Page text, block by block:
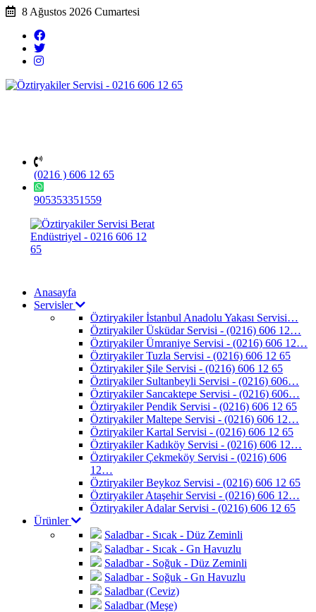
8 Ağustos 2026 Cumartesi
(0216 ) 606 12 65
905353351559
Anasayfa
Servisler
Öztiryakiler İstanbul Anadolu Yakası Servisi…
Öztiryakiler Üsküdar Servisi - (0216) 606 12…
Öztiryakiler Ümraniye Servisi - (0216) 606 12…
Öztiryakiler Tuzla Servisi - (0216) 606 12 65
Öztiryakiler Şile Servisi - (0216) 606 12 65
Öztiryakiler Sultanbeyli Servisi - (0216) 606…
Öztiryakiler Sancaktepe Servisi - (0216) 606…
Öztiryakiler Pendik Servisi - (0216) 606 12 65
Öztiryakiler Maltepe Servisi - (0216) 606 12…
Öztiryakiler Kartal Servisi - (0216) 606 12 65
Öztiryakiler Kadıköy Servisi - (0216) 606 12…
Öztiryakiler Çekmeköy Servisi - (0216) 606
12…
Öztiryakiler Beykoz Servisi - (0216) 606 12 65
Öztiryakiler Ataşehir Servisi - (0216) 606 12…
Öztiryakiler Adalar Servisi - (0216) 606 12 65
Ürünler
Saladbar - Sıcak - Düz Zeminli
Saladbar - Sıcak - Gn Havuzlu
Saladbar - Soğuk - Düz Zeminli
Saladbar - Soğuk - Gn Havuzlu
Saladbar (Ceviz)
Saladbar (Meşe)